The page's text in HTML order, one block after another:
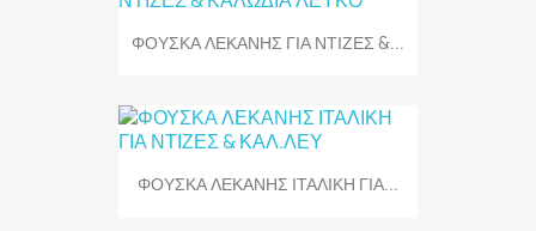
ΦΟΥΣΚΑ ΛΕΚΑΝΗΣ ΓΙΑ ΝΤΙΖΕΣ &...
ΦΟΥΣΚΑ ΛΕΚΑΝΗΣ ΙΤΑΛΙΚΗ ΓΙΑ...